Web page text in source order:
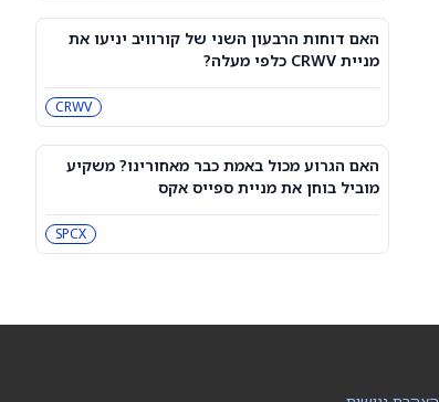
3 קרנות סל דיבידנד עם הכנסה גבוהה
שעוברות את רף התשואה של 8%
האם הגרוע מכול באמת כבר מאחורינו?
משקיע מוביל בוחן את מניית ספייס אקס
SPCX
האם דוחות הרבעון השני של קורוויב יניעו את
מניית CRWV כלפי מעלה?
CRWV
האם הגרוע מכול באמת כבר מאחורינו? משקיע
מוביל בוחן את מניית ספייס אקס
SPCX